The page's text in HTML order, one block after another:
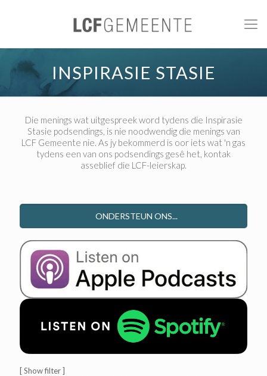
INSPIRASIE STASIE
Die menings wat uitgespreek word tydens die Inspirasie
Stasie podsendings, is nie noodwendig die menings van
LCF Gemeente nie. As jy bekommerd is oor iets wat 'n gas
tydens een van ons podsendings gesê het, kontak
asseblief die LCF-leierskap.
ONDERSTEUN ONS...
[ Show filter ]